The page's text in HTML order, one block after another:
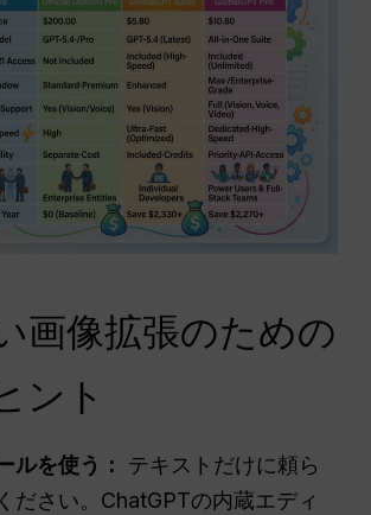
画像拡張のための
ント
ルを使う：
テキストだけに頼ら
ださい。ChatGPTの内蔵エディ